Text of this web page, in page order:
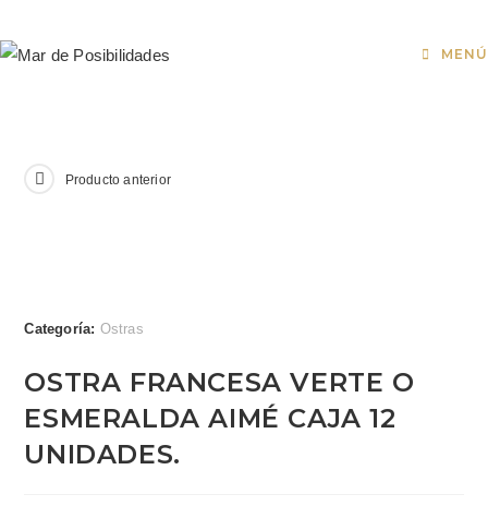
MENÚ
Producto anterior
Categoría: Ostras
OSTRA FRANCESA VERTE O
ESMERALDA AIMÉ CAJA 12
UNIDADES.